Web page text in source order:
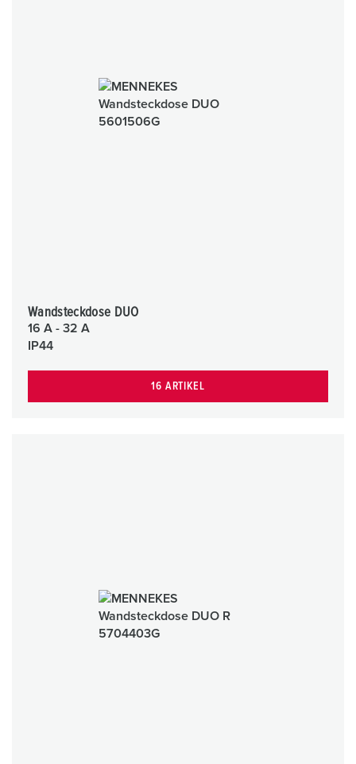
Wandsteckdose DUO
16 A - 32 A
IP44
16 ARTIKEL